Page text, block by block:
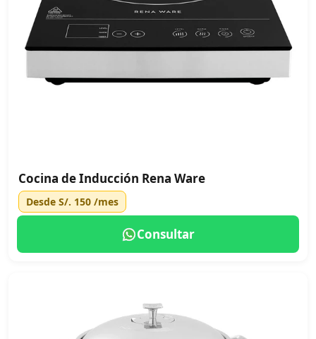
Cocina de Inducción Rena Ware
Desde S/. 150 /mes
Consultar